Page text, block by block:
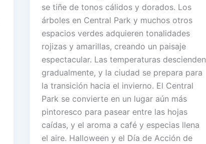
se tiñe de tonos cálidos y dorados. Los
árboles en Central Park y muchos otros
espacios verdes adquieren tonalidades
rojizas y amarillas, creando un paisaje
espectacular. Las temperaturas descienden
gradualmente, y la ciudad se prepara para
la transición hacia el invierno. El Central
Park se convierte en un lugar aún más
pintoresco para pasear entre las hojas
caídas, y el aroma a café y especias llena
el aire. Halloween y el Día de Acción de